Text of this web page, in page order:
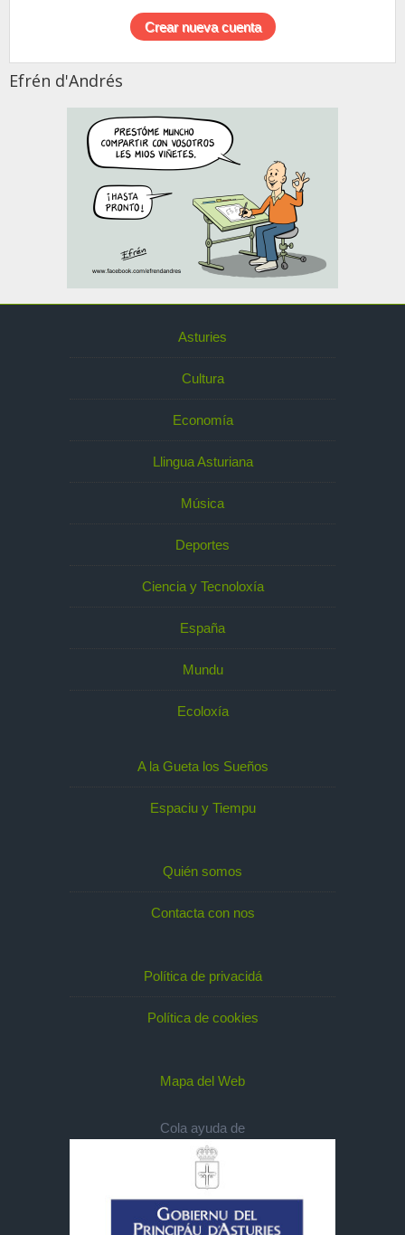
Efrén d'Andrés
Asturies
Cultura
Economía
Llingua Asturiana
Música
Deportes
Ciencia y Tecnoloxía
España
Mundu
Ecoloxía
A la Gueta los Sueños
Espaciu y Tiempu
Quién somos
Contacta con nos
Política de privacidá
Política de cookies
Mapa del Web
Cola ayuda de